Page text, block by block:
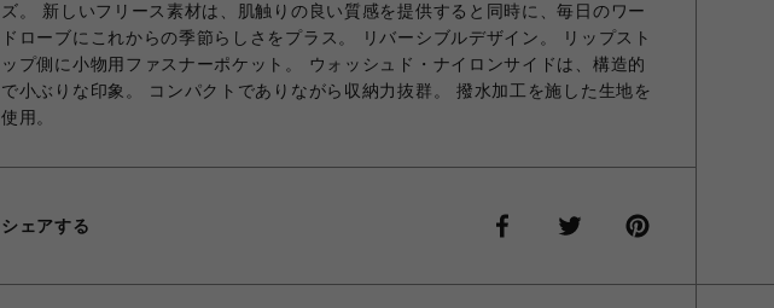
ズ。 新しいフリース素材は、肌触りの良い質感を提供すると同時に、毎日のワー
ドローブにこれからの季節らしさをプラス。 リバーシブルデザイン。 リップスト
ップ側に小物用ファスナーポケット。 ウォッシュド・ナイロンサイドは、構造的
で小ぶりな印象。 コンパクトでありながら収納力抜群。 撥水加工を施した生地を
使用。
シェアする